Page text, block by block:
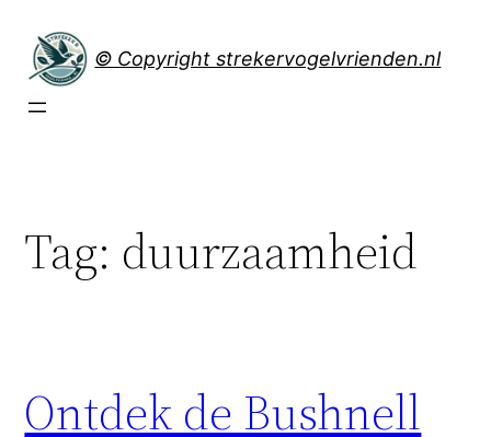
naar
inhoud
© Copyright strekervogelvrienden.nl
Tag: duurzaamheid
Ontdek de Bushnell